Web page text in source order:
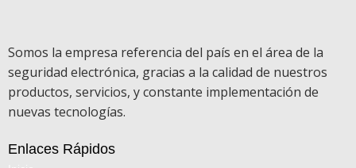
Somos la empresa referencia del país en el área de la
seguridad electrónica, gracias a la calidad de nuestros
productos, servicios, y constante implementación de
nuevas tecnologías.
Enlaces Rápidos